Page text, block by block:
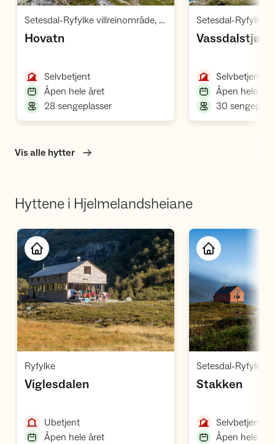
Åpne hytte
Setesdal-Ryfylke villreinområde, Ryfylke
Hovatn,
Selvbetjent,
Åpen hele året,
28 sengeplasser,
Vassdalstjørn
Selvbetjent
Åpen hele
30
Vis alle hytter
Hyttene i Hjelmelandsheiane
Åpne hytte
Ryfylke,
Viglesdalen,
Ubetjent,
Åpen hele året,
Stakken,
Selvbetjent
Åpen hele